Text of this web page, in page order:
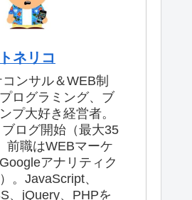
トネリコ
ンサル＆WEB制
ログラミング、ブ
プ大好き経営者。
ログ開始（最大35
前職はWEBマーケ
アナリティク
。JavaScript、
、jQuery、PHPを